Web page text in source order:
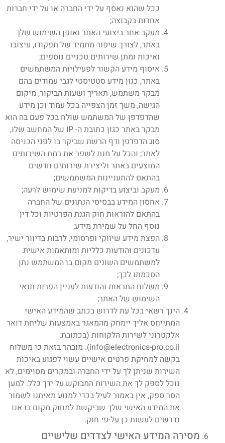
ככל שהוא נאסף על ידי החברה או על ידי חברות
אחרות בקבוצה;
מעקב אחר ביצועי האתר ואופן השימוש שלך
באתר, לצורך שיפור מתמיד של תפקודו, עיצובו
ואיכות ומתן שירותים טכניים נוספים;
איסוף מידע הקשור לפעילויות המשתמשים
באתר, כגון מידע סטטיסטי לגבי עמודים בהם
מבקר משתמש, תאריך ושעות הביקור, מיקום
הגישה, משך זמן הצפייה בכל עמוד וכן מידע
שהדפדפן של המשתמש שולח בכל פעם בה הוא
מבקר באתר כגון כתובת ה- IP של המחשב שלו,
סוג הדפדפן ודף הרשת שביקר בו לפני הכניסה
לאתר; והכל על מנת לשפר את רמת השירותים
המוצעים באתר וליצירת שירותים חדשים
בהתאם להתעניינות המשתמשים;
מעקב וביצוע בדיקות למניעת שימוש לרעה;
אחסון המידע בבסיסי הנתונים של החברה
בהתאם להוראות חוק הגנת הפרטיות וכל דין
נוסף החל על שמירת מידע;
הפצת מידע שיווקי ופרסומי, לרבות בדיוור ישיר,
עדכונים והודעות כלליות ומותאמות אישית
למשתמשים השונים מקום בו המשתמש נתן
הסכמתו לכך;
משלוח התראות והודעות לעניין הפרות תנאי
השימוש של האתר;
הינך רשאי בכל עת לדרוש בכתב שהמידע האישי
המתייחס אליך יימחק מהמאגר באמצעות שליחת דואר
אלקטרוני לשירות הלקוחות (בכתובת:
info@electronics-pro.co.il). מובהר בזאת כי משלוח
בקשה למחיקת פרטים אישיים עשוי לפגוע באיכות
השירות שניתן לך על ידי החברה ובמקרים מסוימים, לא
נוכל לספק לך את השירות המבוקש על ידך כלל. למען
הסר ספק, אין באמור לעיל בכדי למנוע מאיתנו לשמור
את המידע האישי שלך שביקשת למחוק מקום בו אנו
נדרשים לעשות כן על-פי חוק.
מסירה המידע האישי לצדדים שלישיים